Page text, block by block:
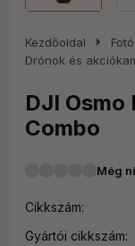
Kezdőoldal arrow_right
Drónok és
DJI
Combo
Még
Cikkszám:
Gyártói cikkszám: